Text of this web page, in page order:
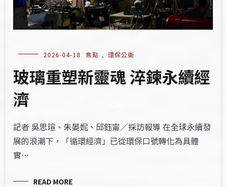
2026-04-18 焦點 , 環保公衛
玻璃重塑新靈魂 淬鍊永續經
濟
記者 吳思瑄、朱晏妮、邱鈺甯／採訪報導 在全球永續發
展的浪潮下，「循環經濟」已從環保口號轉化為具體
實…
READ MORE